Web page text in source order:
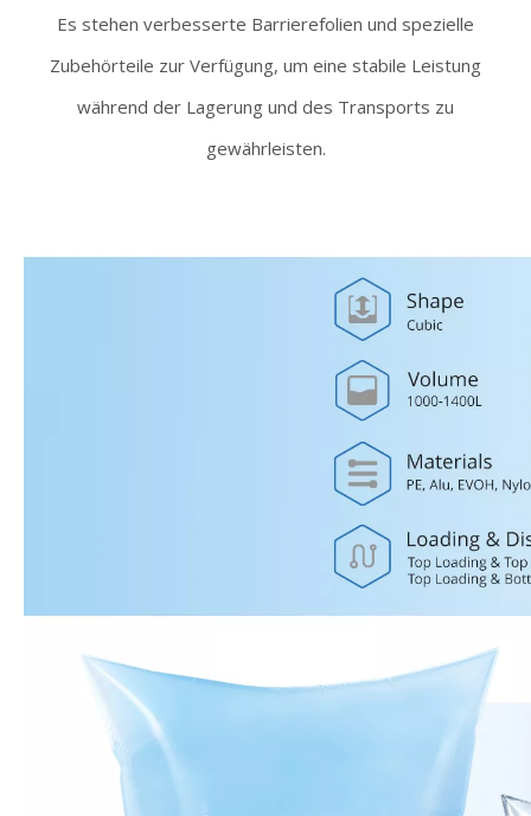
Es stehen verbesserte Barrierefolien und spezielle
Zubehörteile zur Verfügung, um eine stabile Leistung
während der Lagerung und des Transports zu
gewährleisten.